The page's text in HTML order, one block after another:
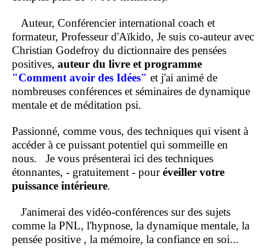
Auteur, Conférencier international coach et
formateur, Professeur d'Aïkido, Je suis co-auteur avec
Christian Godefroy du dictionnaire des pensées
positives, auteur du livre et programme
"Comment avoir des Idées" et j'ai animé de
nombreuses conférences et séminaires de dynamique
mentale et de méditation psi.
Passionné, comme vous, des techniques qui visent à
accéder à ce puissant potentiel qui sommeille en
nous. Je vous présenterai ici des techniques
étonnantes, - gratuitement - pouréveiller votre
puissance intérieure.
J'animerai des vidéo-conférences sur des sujets
comme la PNL, l'hypnose, la dynamique mentale, la
pensée positive , la mémoire, la confiance en soi...